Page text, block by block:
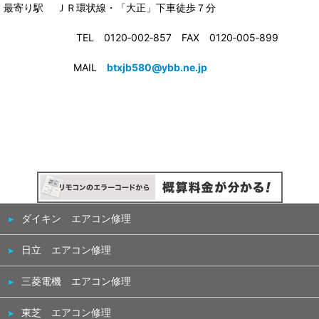
最寄り駅 ＪＲ環状線・「大正」下車徒歩７分
TEL 0120‐002‐857 FAX 0120‐005‐899
MAIL btxjb580@ybb.ne.jp
ダイキン エアコン修理
日立 エアコン修理
三菱電機 エアコン修理
東芝 エアコン修理